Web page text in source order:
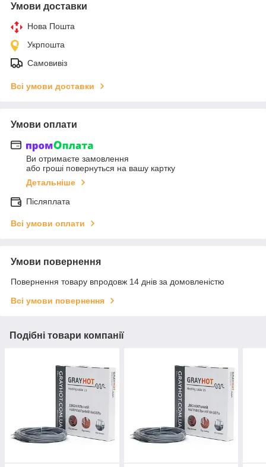
Умови доставки
Нова Пошта
Укрпошта
Самовивіз
Всі умови доставки
Умови оплати
Ви отримаєте замовлення
або гроші повернуться на вашу картку
Детальніше
Післяплата
Всі умови оплати
Умови повернення
Повернення товару впродовж 14 днів за домовленістю
Всі умови повернення
Подібні товари компанії